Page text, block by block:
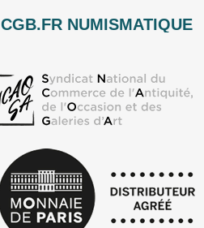
CGB.FR NUMISMATIQUE